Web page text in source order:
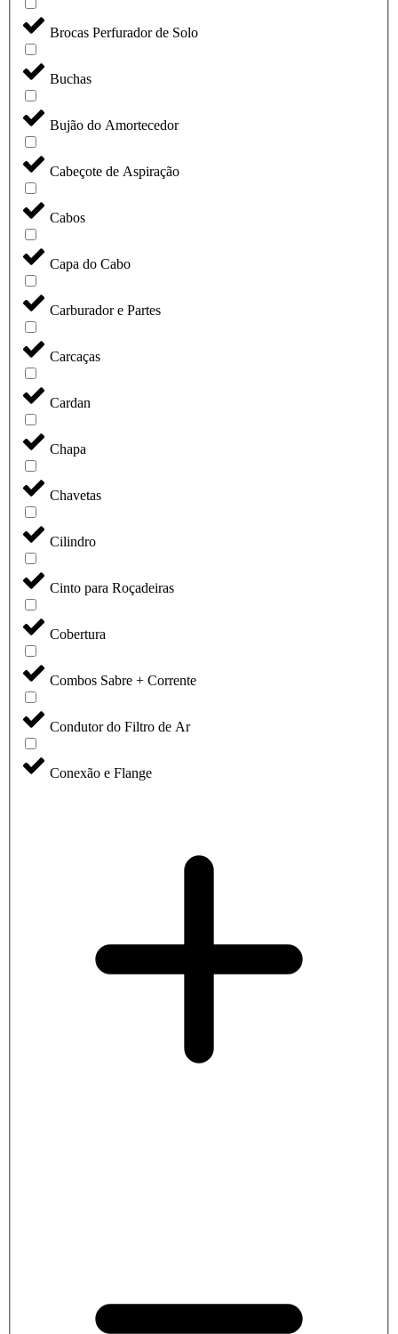
Brocas Perfurador de Solo
Buchas
Bujão do Amortecedor
Cabeçote de Aspiração
Cabos
Capa do Cabo
Carburador e Partes
Carcaças
Cardan
Chapa
Chavetas
Cilindro
Cinto para Roçadeiras
Cobertura
Combos Sabre + Corrente
Condutor do Filtro de Ar
Conexão e Flange